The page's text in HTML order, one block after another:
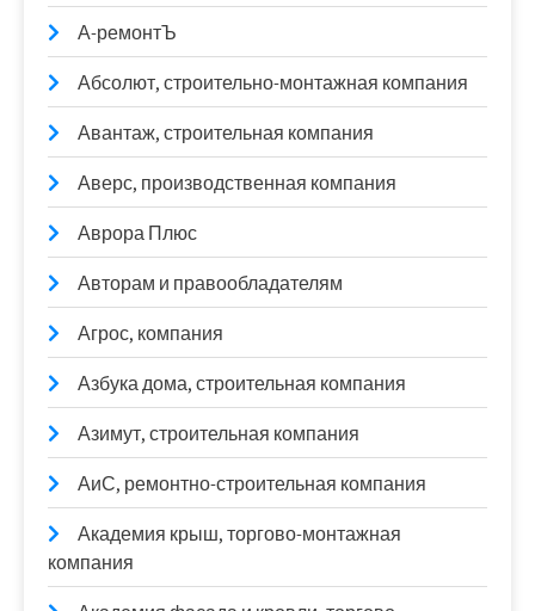
А-ремонтЪ
Абсолют, строительно-монтажная компания
Авантаж, строительная компания
Аверс, производственная компания
Аврора Плюс
Авторам и правообладателям
Агрос, компания
Азбука дома, строительная компания
Азимут, строительная компания
АиС, ремонтно-строительная компания
Академия крыш, торгово-монтажная
компания